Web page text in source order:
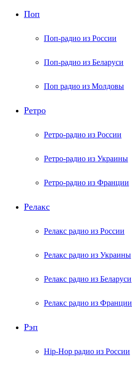
Поп
Поп-радио из России
Поп-радио из Беларуси
Поп радио из Молдовы
Ретро
Ретро-радио из России
Ретро-радио из Украины
Ретро-радио из Франции
Релакс
Релакс радио из России
Релакс радио из Украины
Релакс радио из Беларуси
Релакс радио из Франции
Рэп
Hip-Hop радио из России